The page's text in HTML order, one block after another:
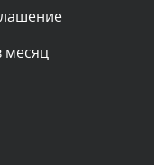
проверки
месяц